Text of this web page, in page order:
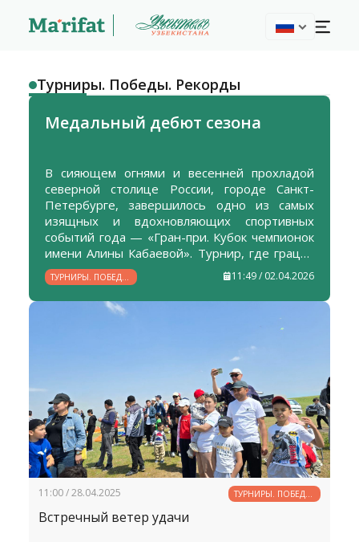
Турниры. Победы. Рекорды
Медальный дебют сезона
В сияющем огнями и весенней прохладой
северной столице России, городе Санкт-
Петербурге, завершилось одно из самых
изящных и вдохновляющих спортивных
событий года — «Гран-при. Кубок чемпионок
имени Алины Кабаевой». Турнир, где грация
встречается с силой, а искусство — с
колоссальным трудом, собрал гимнасток из
19 стран, дав шанс заявить о себе на
международной арене.
ТУРНИРЫ. ПОБЕДЫ.
РЕКОРДЫ
11:49 / 02.04.2026
11:00 / 28.04.2025
ТУРНИРЫ. ПОБЕДЫ.
РЕКОРДЫ
Встречный ветер удачи